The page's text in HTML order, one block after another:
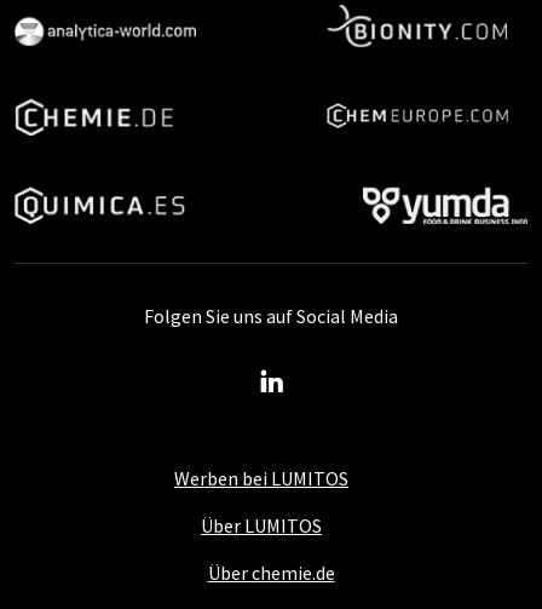
Werben bei LUMITOS
Über LUMITOS
Über chemie.de
Folgen Sie uns auf Social Media